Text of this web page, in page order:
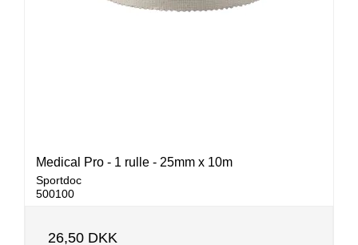
Medical Pro - 1 rulle - 25mm x 10m
Sportdoc
500100
26,50 DKK